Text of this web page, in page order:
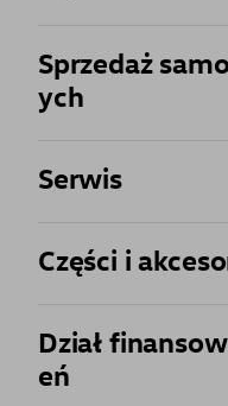
Sprzedaż
ych
Serwis
Części i
Dział
eń